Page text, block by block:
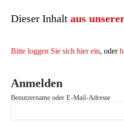
Dieser Inhalt aus
Bitte loggen Sie sich hier ein, oder
Anmelden
Benutzername oder E-Mail-Adresse